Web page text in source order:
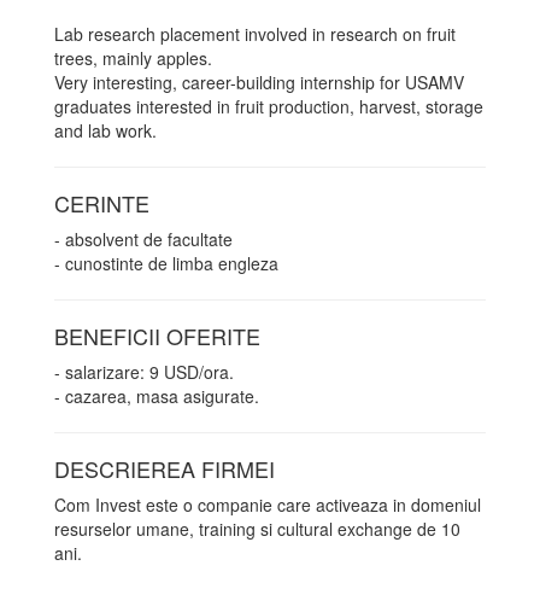
Lab research placement involved in research on fruit
trees, mainly apples.
Very interesting, career-building internship for USAMV
graduates interested in fruit production, harvest, storage
and lab work.
CERINTE
- absolvent de facultate
- cunostinte de limba engleza
BENEFICII OFERITE
- salarizare: 9 USD/ora.
- cazarea, masa asigurate.
DESCRIEREA FIRMEI
Com Invest este o companie care activeaza in domeniul
resurselor umane, training si cultural exchange de 10
ani.